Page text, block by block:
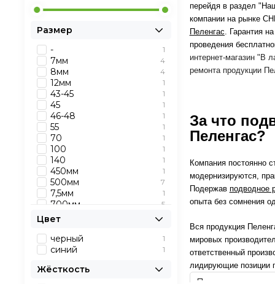
перейдя в раздел
компании на рынке
Пеленгас. Гарантия
проведения
интернет-магазин "В
ремонта продукции
За что
Пеленгас?
Компания постоянно
модернизируются,
Подержав подводное
опыта без сомнения
Вся продукция
мировых
ответственный
лидирующие позиции
Размер
-
1
7мм 4
8мм 4
12мм 1
43-45 1
45 1
46-48 1
55 1
70 1
100 1
140 1
450мм 1
500мм 7
7,5мм 1
700мм 5
1000 мм 1
Asso 70 1
Cressi 55 1
Mares 550 Cyrano,
1
Цвет
черный
1
синий 1
Жёсткость